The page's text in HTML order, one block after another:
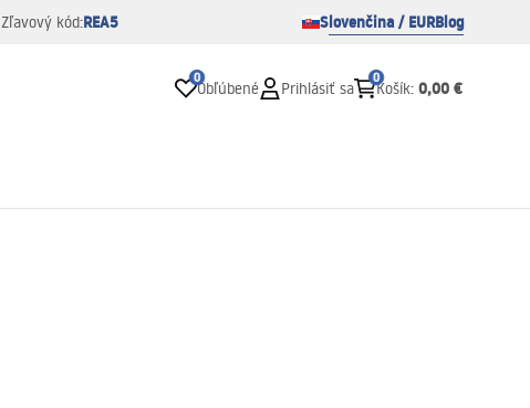
Zľavový kód:REA5 Slovenčina / EURBlog
0
Obľúbené Prihlásiť sa
0
Košík: 0,00 €